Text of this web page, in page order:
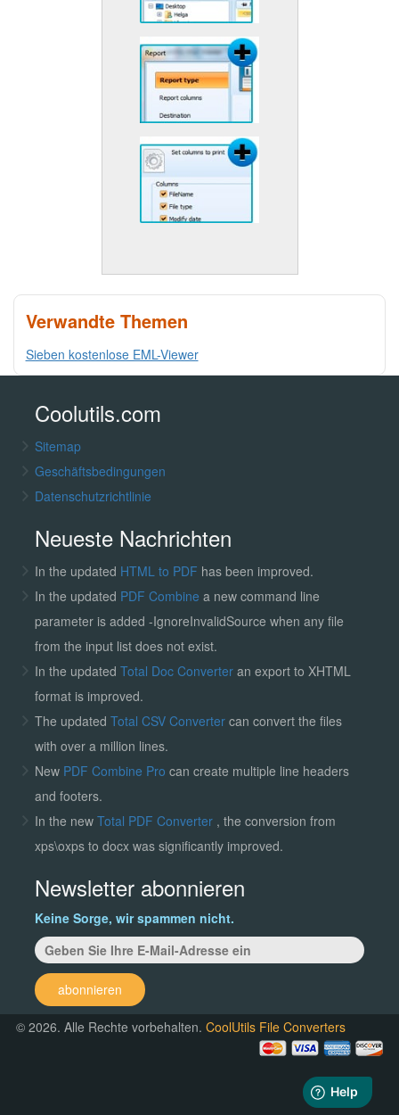
Verwandte Themen
Sieben kostenlose EML-Viewer
Coolutils.com
Sitemap
Geschäftsbedingungen
Datenschutzrichtlinie
Neueste Nachrichten
In the updated HTML to PDF has been improved.
In the updated PDF Combine a new command line
parameter is added -IgnoreInvalidSource when any file
from the input list does not exist.
In the updated Total Doc Converter an export to XHTML
format is improved.
The updated Total CSV Convertercan convert the files
with over a million lines.
New PDF Combine Pro can create multiple line headers
and footers.
In the new Total PDF Converter , the conversion from
xps\oxps to docx was significantly improved.
Newsletter abonnieren
Keine Sorge, wir spammen nicht.
abonnieren
© 2026. Alle Rechte vorbehalten.CoolUtils File Converters